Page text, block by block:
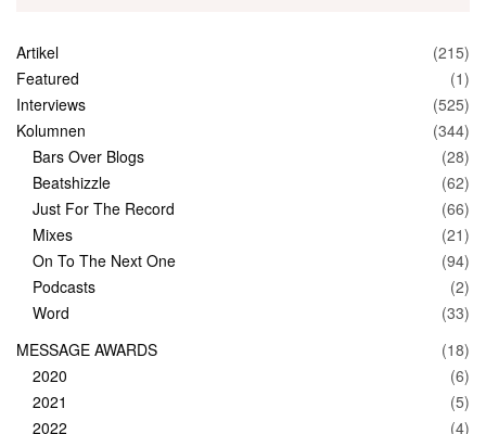
Artikel
(215)
Featured
(1)
Interviews
(525)
Kolumnen
(344)
Bars Over Blogs
(28)
Beatshizzle
(62)
Just For The Record
(66)
Mixes
(21)
On To The Next One
(94)
Podcasts
(2)
Word
(33)
MESSAGE AWARDS
(18)
2020
(6)
2021
(5)
2022
(4)